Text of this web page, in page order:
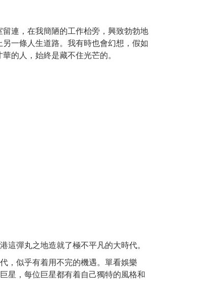
連，在我簡陋的工作枱旁，興致勃勃地
一條人生道路。我有時也會幻想，假如
的人，始終是藏不住光芒的。
這彈丸之地造就了極不平凡的大時代。
，似乎有着用不完的機遇。單看娛樂
星，每位巨星都有着自己獨特的風格和